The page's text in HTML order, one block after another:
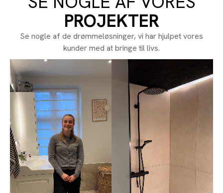
PROJEKTER
Se nogle af de drømmeløsninger, vi har hjulpet vores
kunder med at bringe til livs.